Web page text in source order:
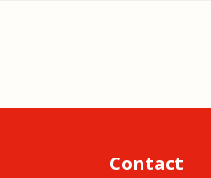
Contact